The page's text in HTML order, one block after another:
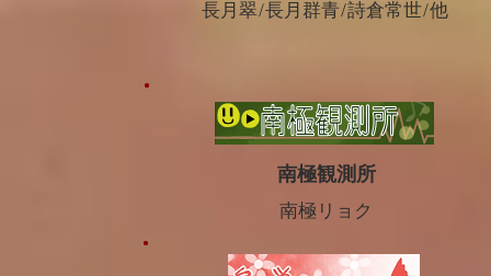
長月翠/長月群青/詩倉常世/他
南極観測所
南極リョク